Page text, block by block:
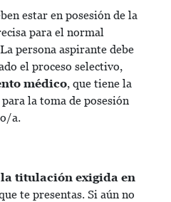
estar en posesión de la
para el normal
persona aspirante debe
el proceso selectivo,
médico, que tiene la
para la toma de posesión
a.
la titulación exigida en
te presentas. Si aún no